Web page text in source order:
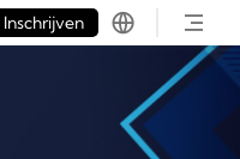
Inschrijven